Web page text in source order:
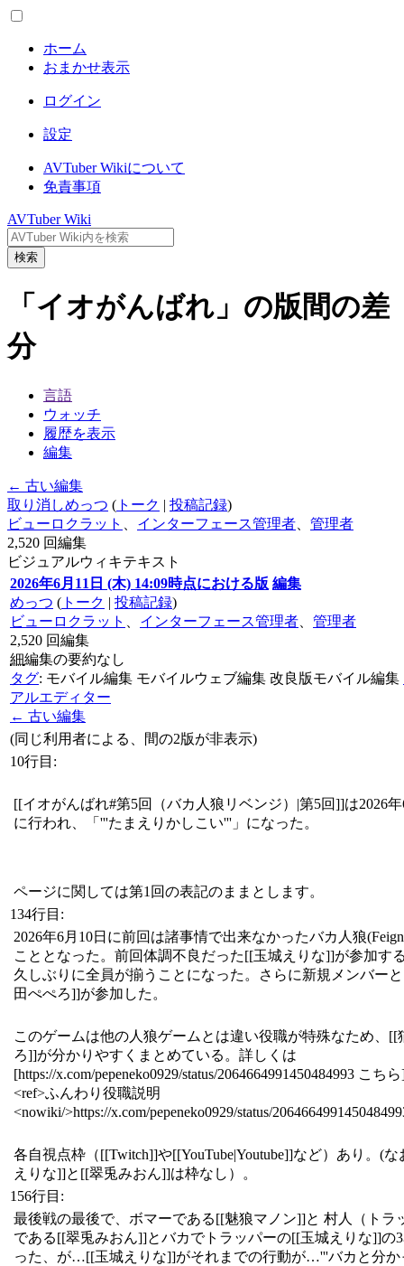
ホーム
おまかせ表示
ログイン
設定
AVTuber Wikiについて
免責事項
AVTuber Wiki
検索
「イオがんばれ」の版間の差
分
言語
ウォッチ
履歴を表示
編集
← 古い編集
取り消しめっつ ( トーク | 投稿記録)
ビューロクラット
インターフェース管理者
管理者
2,520 回編集
ビジュアルウィキテキスト
2026年6月11日 (木) 14:09時点における版 編集
めっつ ( トーク | 投稿記録)
ビューロクラット
インターフェース管理者
管理者
2,520 回編集
細編集の要約なし
タグ: モバイル編集 モバイルウェブ編集 改良版モバイル編集
アルエディター
← 古い編集
(同じ利用者による、間の2版が非表示)
10行目:
[[イオがんばれ#第5回（バカ人狼リベンジ）|第5回]]は2026
に行われ、「'''たまえりかしこい'''」になった。
ページに関しては第1回の表記のままとします。
134行目:
2026年6月10日に前回は諸事情で出来なかったバカ人狼
こととなった。前回体調不良だった[[玉城えりな]]が参加す
久しぶりに全員が揃うことになった。さらに新規メンバー
田ぺぺろ]]が参加した。
このゲームは他の人狼ゲームとは違い役職が特殊なため、[[
ろ]]が分かりやすくまとめている。詳しくは
[https://x.com/pepeneko0929/status/2064664991450484993 こち
<ref>ふんわり役職説明
<nowiki/>https://x.com/pepeneko0929/status/
各自視点枠（[[Twitch]]や[[YouTube|Youtube]]など）あり。(
えりな]]と[[翠兎みおん]]は枠なし）。
156行目:
最後戦の最後で、ボマーである[[魅狼マノン]]と 村人（トラ
である[[翠兎みおん]]とバカでトラッパーの[[玉城えりな]]の
った、が…[[玉城えりな]]がそれまでの行動が…'''バカと分か